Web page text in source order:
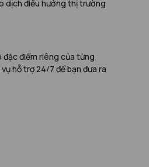
dịch điều hướng thị trường
đặc điểm riêng của từng
hỗ trợ 24/7 để bạn đưa ra